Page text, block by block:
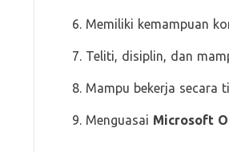
Memiliki kemampuan
Teliti, disiplin, dan
Mampu bekerja secara
Menguasai Microsoft